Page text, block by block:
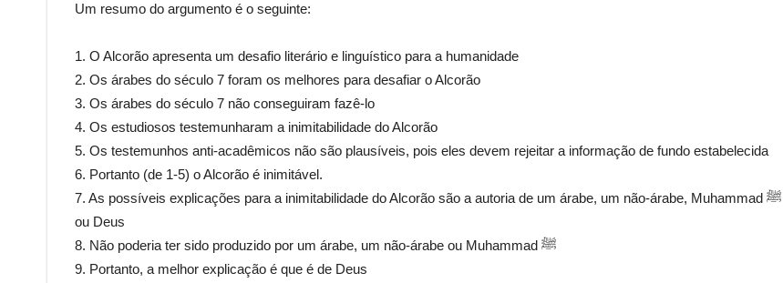
Um resumo do argumento é o seguinte:
1. O Alcorão apresenta um desafio literário e linguístico para a humanidade
2. Os árabes do século 7 foram os melhores para desafiar o Alcorão
3. Os árabes do século 7 não conseguiram fazê-lo
4. Os estudiosos testemunharam a inimitabilidade do Alcorão
5. Os testemunhos anti-acadêmicos não são plausíveis, pois eles devem rejeitar a informação de fundo estabelecida
6. Portanto (de 1-5) o Alcorão é inimitável.
7. As possíveis explicações para a inimitabilidade do Alcorão são a autoria de um árabe, um não-árabe, Muhammad ﷺ
ou Deus
8. Não poderia ter sido produzido por um árabe, um não-árabe ou Muhammad ﷺ
9. Portanto, a melhor explicação é que é de Deus